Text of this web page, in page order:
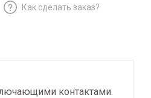
Как сделать заказ?
контактами.